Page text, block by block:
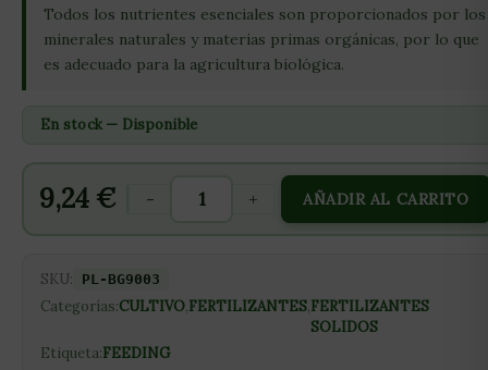
Todos los nutrientes esenciales son proporcionados por los
minerales naturales y materias primas orgánicas, por lo que
es adecuado para la agricultura biológica.
En stock — Disponible
9,24 € - + AÑADIR AL CARRITO
SKU: PL-BG9003
Categorías:CULTIVO,FERTILIZANTES,FERTILIZANTES
SOLIDOS
Etiqueta:FEEDING